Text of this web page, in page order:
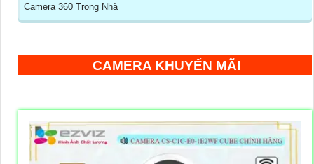
Camera 360 Trong Nhà
CAMERA KHUYẾN MÃI